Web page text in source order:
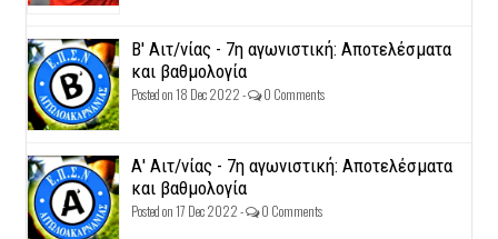
Β' Αιτ/νίας - 7η αγωνιστική: Αποτελέσματα
και βαθμολογία
Posted on 18 Dec 2022 - 0 Comments
Α' Αιτ/νίας - 7η αγωνιστική: Αποτελέσματα
και βαθμολογία
Posted on 17 Dec 2022 - 0 Comments